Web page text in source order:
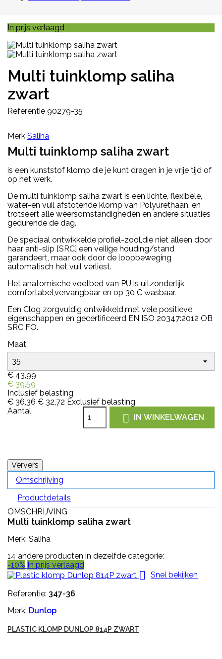
In prijs verlaagd
Multi tuinklomp saliha
zwart
Referentie 90279-35
Merk Saliha
Multi tuinklomp saliha zwart
is een kunststof klomp die je kunt dragen in je vrije tijd of
op het werk.
De multi tuinklomp saliha zwart is een lichte, flexibele,
water-en vuil afstotende klomp van Polyurethaan, en
trotseert alle weersomstandigheden en andere situaties
gedurende de dag.
De speciaal ontwikkelde profiel-zool,die niet alleen door
haar anti-slip [SRC] een veilige houding/stand
garandeert, maar ook door de loopbeweging
automatisch het vuil verliest.
Het anatomische voetbed van PU is uitzonderlijk
comfortabel,vervangbaar en op 30 C wasbaar.
Een Clog zorgvuldig ontwikkeld,met vele positieve
eigenschappen en gecertificeerd EN ISO 20347:2012 OB
SRC FO.
Maat
€ 43,99
€ 39,59
Inclusief belasting
€ 36,36 € 32,72 Exclusief belasting
Aantal
 IN WINKELWAGEN
Omschrijving
Productdetails
OMSCHRIJVING
Multi tuinklomp saliha zwart
Merk: Saliha
14 andere producten in dezelfde categorie:
-10% In prijs verlaagd
 Snel bekijken
Referentie: 347-36
Merk: Dunlop
PLASTIC KLOMP DUNLOP 814P ZWART